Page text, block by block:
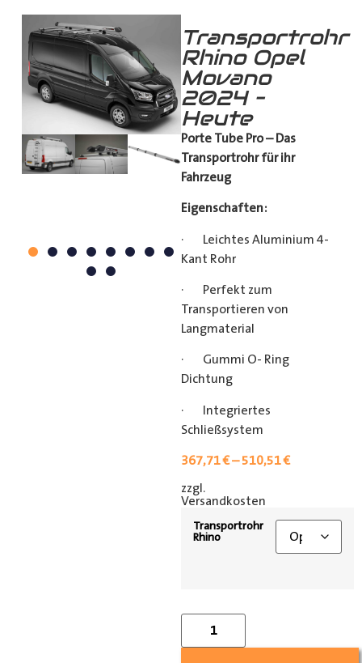
Transportrohr
Rhino Opel
Movano
2024 –
Heute
Porte Tube Pro – Das
Transportrohr für ihr
Fahrzeug
Eigenschaften:
· Leichtes Aluminium 4-
Kant Rohr
· Perfekt zum
Transportieren von
Langmaterial
· Gummi O- Ring
Dichtung
· Integriertes
Schließsystem
367,71€–510,51€
zzgl.
Versandkosten
Transportrohr
Rhino